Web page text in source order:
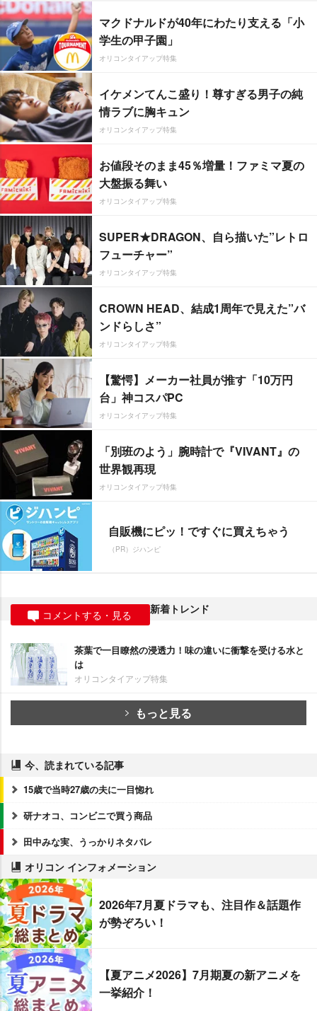
マクドナルドが40年にわたり支える「小
学生の甲子園」
オリコンタイアップ特集
イケメンてんこ盛り！尊すぎる男子の純
情ラブに胸キュン
オリコンタイアップ特集
お値段そのまま45％増量！ファミマ夏の
大盤振る舞い
オリコンタイアップ特集
SUPER★DRAGON、自ら描いた”レトロ
フューチャー”
オリコンタイアップ特集
CROWN HEAD、結成1周年で見えた”バ
ンドらしさ”
オリコンタイアップ特集
【驚愕】メーカー社員が推す「10万円
台」神コスパPC
オリコンタイアップ特集
「別班のよう」腕時計で『VIVANT』の
世界観再現
オリコンタイアップ特集
自販機にピッ！ですぐに買えちゃう
（PR）ジハンピ
コメントする・見る 新着トレンド
茶葉で一目瞭然の浸透力！味の違いに衝撃を受ける水と
は
オリコンタイアップ特集
もっと見る
今、読まれている記事
15歳で当時27歳の夫に一目惚れ
研ナオコ、コンビニで買う商品
田中みな実、うっかりネタバレ
オリコン インフォメーション
2026年7月夏ドラマも、注目作＆話題作
が勢ぞろい！
【夏アニメ2026】7月期夏の新アニメを
一挙紹介！